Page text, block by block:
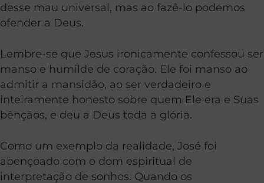
desse mau universal, mas ao fazê-lo podemos
ofender a Deus.
Lembre-se que Jesus ironicamente confessou ser
manso e humilde de coração. Ele foi manso ao
admitir a mansidão, ao ser verdadeiro e
inteiramente honesto sobre quem Ele era e Suas
bênçãos, e deu a Deus toda a glória.
Como um exemplo da realidade, José foi
abençoado com o dom espiritual de
interpretação de sonhos. Quando os